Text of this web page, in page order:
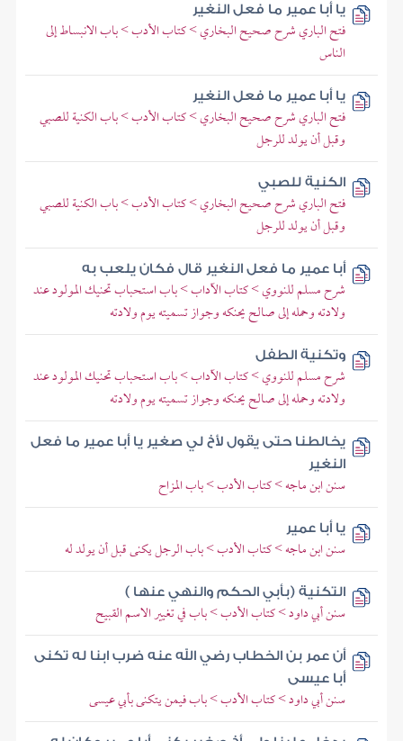
يا أبا عمير ما فعل النغير
فتح الباري شرح صحيح البخاري > كتاب الأدب > باب الانبساط إلى
الناس
يا أبا عمير ما فعل النغير
فتح الباري شرح صحيح البخاري > كتاب الأدب > باب الكنية للصبي
وقبل أن يولد للرجل
الكنية للصبي
فتح الباري شرح صحيح البخاري > كتاب الأدب > باب الكنية للصبي
وقبل أن يولد للرجل
أبا عمير ما فعل النغير قال فكان يلعب به
شرح مسلم للنووي > كتاب الآداب > باب استحباب تحنيك المولود عند
ولادته وحمله إلى صالح يحنكه وجواز تسميته يوم ولادته
وتكنية الطفل
شرح مسلم للنووي > كتاب الآداب > باب استحباب تحنيك المولود عند
ولادته وحمله إلى صالح يحنكه وجواز تسميته يوم ولادته
يخالطنا حتى يقول لأخ لي صغير يا أبا عمير ما فعل
النغير
سنن ابن ماجه > كتاب الأدب > باب المزاح
يا أبا عمير
سنن ابن ماجه > كتاب الأدب > باب الرجل يكنى قبل أن يولد له
التكنية (بأبي الحكم والنهي عنها )
سنن أبي داود > كتاب الأدب > باب في تغيير الاسم القبيح
أن عمر بن الخطاب رضي الله عنه ضرب ابنا له تكنى
أبا عيسى
سنن أبي داود > كتاب الأدب > باب فيمن يتكنى بأبي عيسى